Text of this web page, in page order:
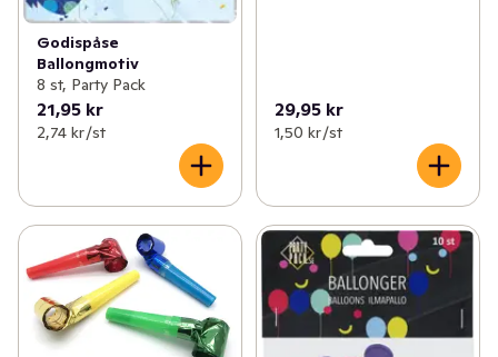
Godispåse
Ballongmotiv
8 st, Party Pack
21,95 kr
2,74 kr /st
29,95 kr
1,50 kr /st